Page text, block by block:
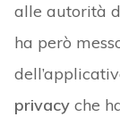
alle autorità
ha però
privacy che